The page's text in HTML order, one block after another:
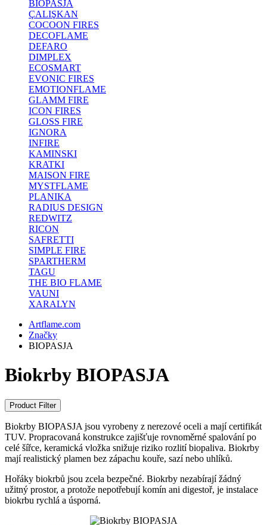
BIOPASJA
ÇALIŞKAN
COCOON FIRES
DECOFLAME
DEFARO
DIMPLEX
ECOSMART
EVONIC FIRES
EMOTIONFLAME
GLAMM FIRE
ICON FIRES
GLOSS FIRE
IGNORA
INFIRE
KAMINSKI
KRATKI
MAISON FIRE
MYSTFLAME
PLANIKA
RADIUS DESIGN
REDWITZ
RICON
SAFRETTI
SIMPLE FIRE
SPARTHERM
TAGU
THE BIO FLAME
VAUNI
XARALYN
Artflame.com
Značky
BIOPASJA
Biokrby BIOPASJA
Product Filter
Biokrby BIOPASJA jsou vyrobeny z nerezové oceli a mají certifikát
TUV. Propracovaná konstrukce zajišťuje rovnoměrné spalování po
celé šířce, keramická vložka snižuje riziko rozlití biopaliva. Biokrby
mají realistický plamen bez zápachu kouře, sazí nebo uhlíků.
Hořáky biokrbů jsou zcela bezpečné. Biokrby nezabírají žádný
užitný prostor, a protože nepotřebují komín ani digestoř, je instalace
biokrbu rychlá a úsporná.